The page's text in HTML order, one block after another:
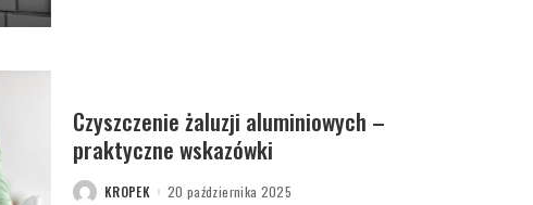
Czyszczenie żaluzji aluminiowych –
praktyczne wskazówki
POSTEDKROPEK 20 października 2025